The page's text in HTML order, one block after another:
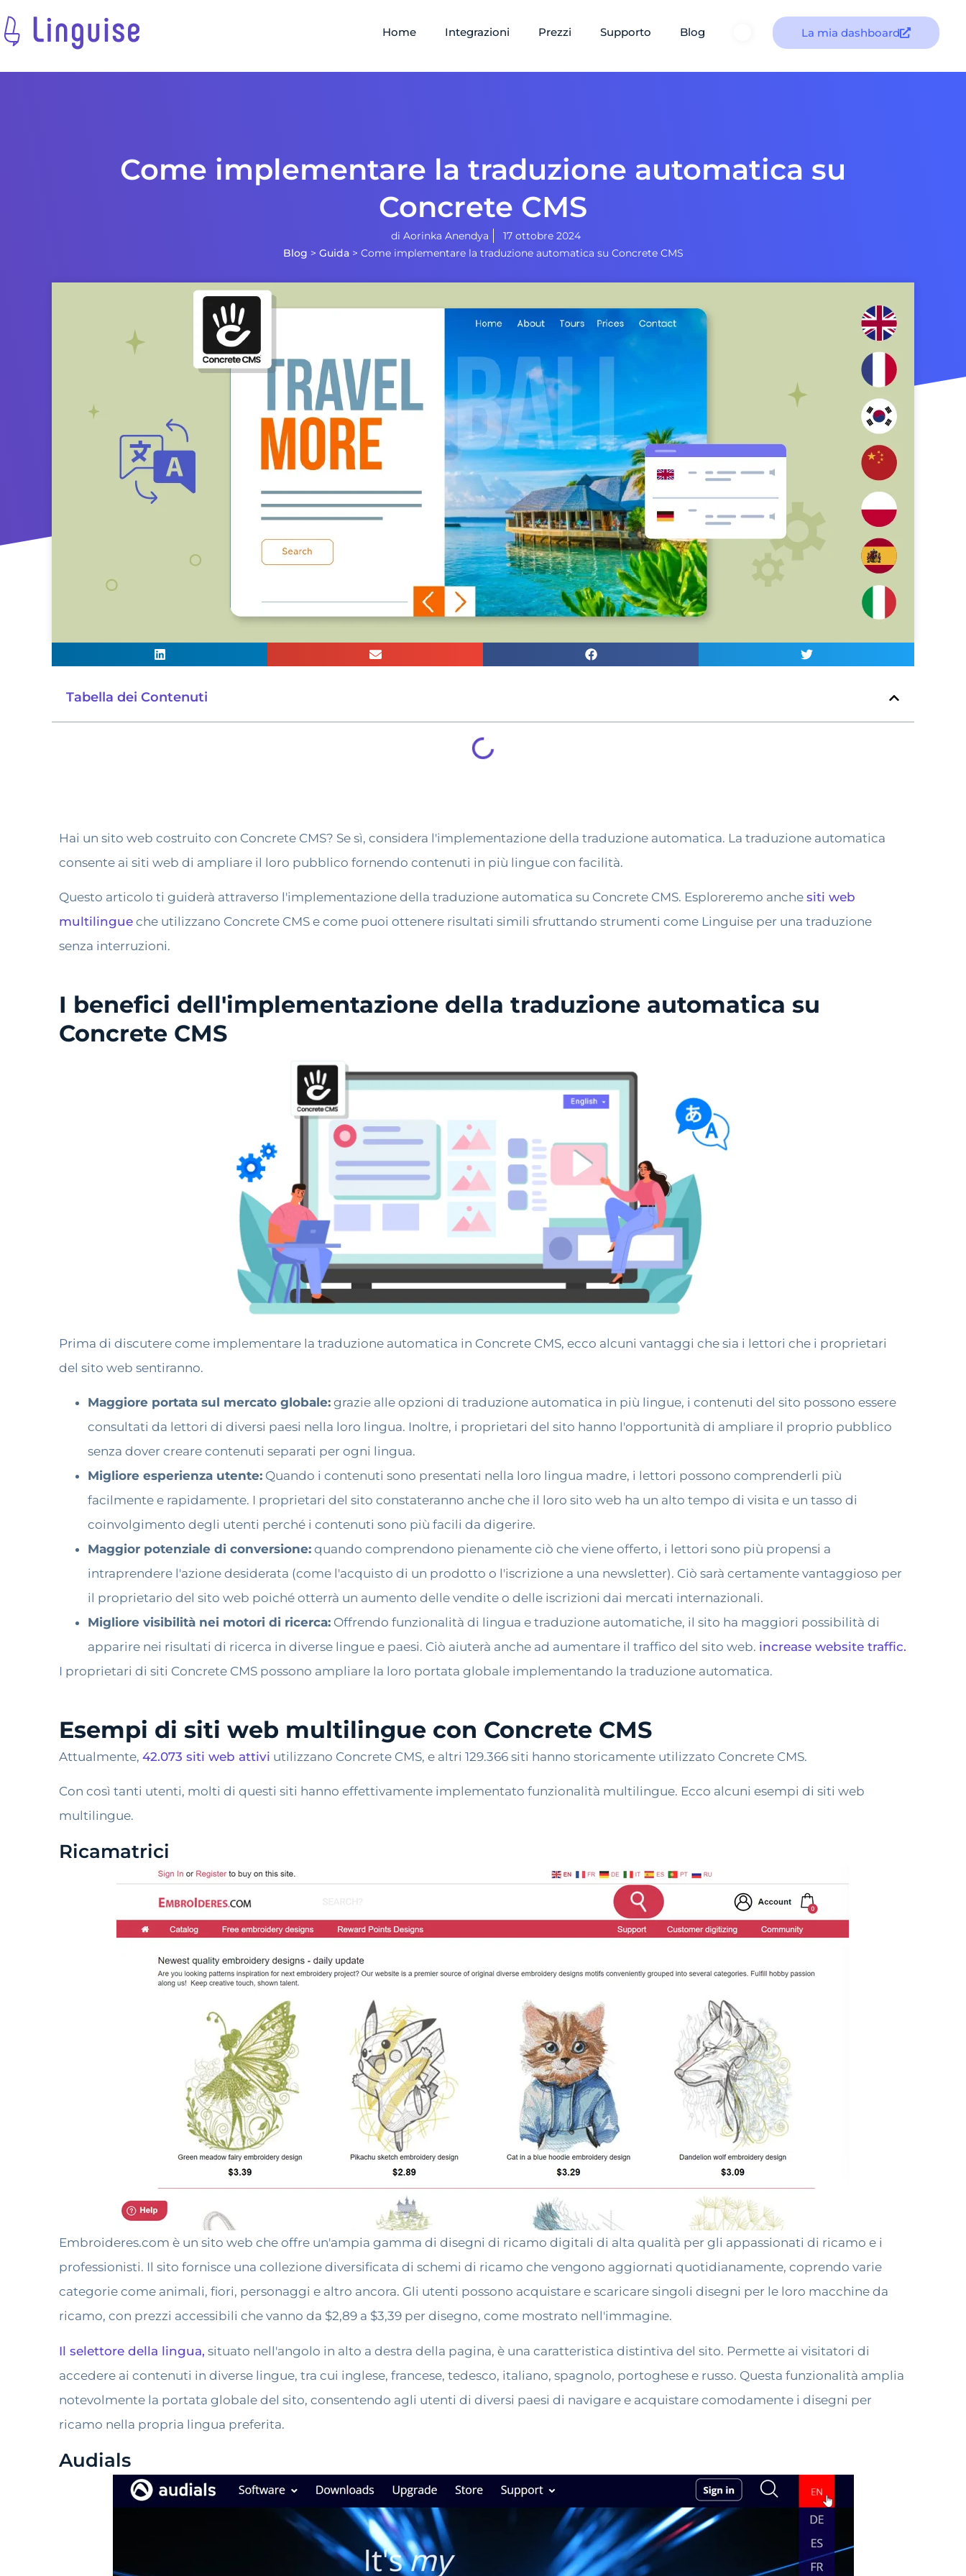
Home Integrazioni Prezzi Supporto Blog La mia dashboard
Come implementare la traduzione automatica su
Concrete CMS
di Aorinka Anendya
17 ottobre 2024
Blog > Guida> Come implementare la traduzione automatica su Concrete CMS
Tabella dei Contenuti
Hai un sito web costruito con Concrete CMS? Se sì, considera l'implementazione della traduzione automatica. La traduzione automatica
consente ai siti web di ampliare il loro pubblico fornendo contenuti in più lingue con facilità.
Questo articolo ti guiderà attraverso l'implementazione della traduzione automatica su Concrete CMS. Esploreremo anche siti web
multilingue che utilizzano Concrete CMS e come puoi ottenere risultati simili sfruttando strumenti come Linguise per una traduzione
senza interruzioni.
I benefici dell'implementazione della traduzione automatica su
Concrete CMS
Prima di discutere come implementare la traduzione automatica in Concrete CMS, ecco alcuni vantaggi che sia i lettori che i proprietari
del sito web sentiranno.
Maggiore portata sul mercato globale: grazie alle opzioni di traduzione automatica in più lingue, i contenuti del sito possono essere
consultati da lettori di diversi paesi nella loro lingua. Inoltre, i proprietari del sito hanno l'opportunità di ampliare il proprio pubblico
senza dover creare contenuti separati per ogni lingua.
Migliore esperienza utente: Quando i contenuti sono presentati nella loro lingua madre, i lettori possono comprenderli più
facilmente e rapidamente. I proprietari del sito constateranno anche che il loro sito web ha un alto tempo di visita e un tasso di
coinvolgimento degli utenti perché i contenuti sono più facili da digerire.
Maggior potenziale di conversione: quando comprendono pienamente ciò che viene offerto, i lettori sono più propensi a
intraprendere l'azione desiderata (come l'acquisto di un prodotto o l'iscrizione a una newsletter). Ciò sarà certamente vantaggioso per
il proprietario del sito web poiché otterrà un aumento delle vendite o delle iscrizioni dai mercati internazionali.
Migliore visibilità nei motori di ricerca: Offrendo funzionalità di lingua e traduzione automatiche, il sito ha maggiori possibilità di
apparire nei risultati di ricerca in diverse lingue e paesi. Ciò aiuterà anche ad aumentare il traffico del sito web. increase website traffic.
I proprietari di siti Concrete CMS possono ampliare la loro portata globale implementando la traduzione automatica.
Esempi di siti web multilingue con Concrete CMS
Attualmente, 42.073 siti web attivi utilizzano Concrete CMS, e altri 129.366 siti hanno storicamente utilizzato Concrete CMS.
Con così tanti utenti, molti di questi siti hanno effettivamente implementato funzionalità multilingue. Ecco alcuni esempi di siti web
multilingue.
Ricamatrici
Embroideres.com è un sito web che offre un'ampia gamma di disegni di ricamo digitali di alta qualità per gli appassionati di ricamo e i
professionisti. Il sito fornisce una collezione diversificata di schemi di ricamo che vengono aggiornati quotidianamente, coprendo varie
categorie come animali, fiori, personaggi e altro ancora. Gli utenti possono acquistare e scaricare singoli disegni per le loro macchine da
ricamo, con prezzi accessibili che vanno da $2,89 a $3,39 per disegno, come mostrato nell'immagine.
Il selettore della lingua, situato nell'angolo in alto a destra della pagina, è una caratteristica distintiva del sito. Permette ai visitatori di
accedere ai contenuti in diverse lingue, tra cui inglese, francese, tedesco, italiano, spagnolo, portoghese e russo. Questa funzionalità amplia
notevolmente la portata globale del sito, consentendo agli utenti di diversi paesi di navigare e acquistare comodamente i disegni per
ricamo nella propria lingua preferita.
Audials